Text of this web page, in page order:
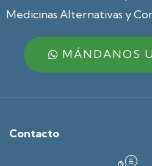
Medicinas Alternativas y
MÁNDANOS
Contacto